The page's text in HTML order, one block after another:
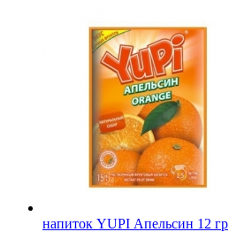
напиток YUPI Апельсин 12 гр